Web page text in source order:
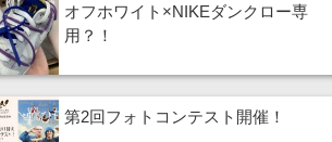
オフホワイト×NIKEダンクロー専
用？！
第2回フォトコンテスト開催！